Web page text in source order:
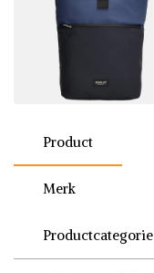
Product
Merk
Productcategorie